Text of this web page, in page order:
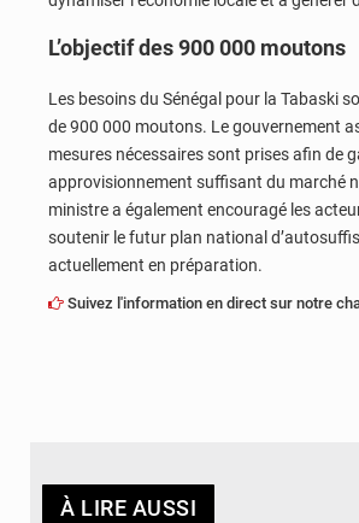
L’objectif des 900 000 moutons
Les besoins du Sénégal pour la Tabaski
de 900 000 moutons. Le gouvernement
mesures nécessaires sont prises afin de
approvisionnement suffisant du marché
ministre a également encouragé les
soutenir le futur plan national
actuellement en préparation.
Suivez l'information en direct sur notre
À LIRE AUSSI